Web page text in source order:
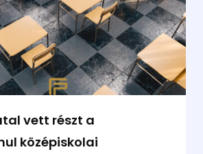
vett részt a
középiskolai